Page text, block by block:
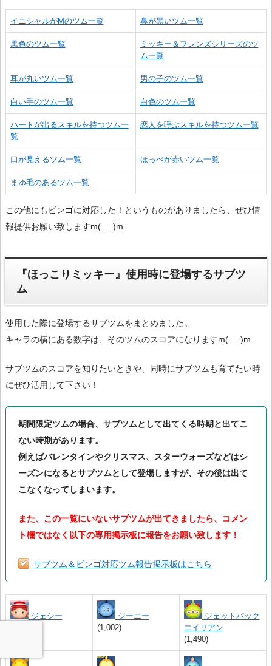
イニシャルがMのツム一覧 鼻が黒いツム一覧
黒色のツム一覧
ミッキー＆フレンズシリーズのツ
ム一覧
耳が丸いツム一覧 男の子のツム一覧
白い手のツム一覧 白色のツム一覧
ハートが出るスキルを持つツム一
覧
恋人を呼ぶスキルを持つツム一覧
口が見えるツム一覧 ほっぺが赤いツム一覧
まゆ毛のあるツム一覧
この他にもビンゴに対応した！というものがありましたら、ぜひ情
報提供お願い致しますm(_ _)m
『ほっこりミッキー』使用時に登場するサブツ
ム
使用した際に登場するサブツムをまとめました。
キャラの横にある数字は、そのツムのスコアになりますm(_ _)m
サブツムのスコアを知りたいときや、同時にサブツムも育てたい時
にぜひ活用して下さい！
期間限定ツムの場合、サブツムとして出てくる時期と出てこ
ない時期があります。
例えばバレンタインやクリスマス、スターウォーズなどはシ
ーズンになるとサブツムとして登場しますが、その後は出て
こなくなってしまいます。
また、この一覧にいないサブツムが出てきましたら、コメン
ト欄ではなく以下の専用掲示板に報告をお願い致します！
サブツム＆ビンゴ対応ツム報告掲示板はこちら
ジェシー
ジーニー
(1,002)
ジェットパック
エイリアン
(1,490)